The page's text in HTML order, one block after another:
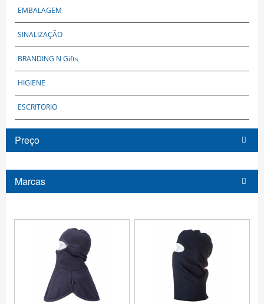
EMBALAGEM
SINALIZAÇÃO
BRANDING N Gifts
HIGIENE
ESCRITORIO
Preço
Marcas